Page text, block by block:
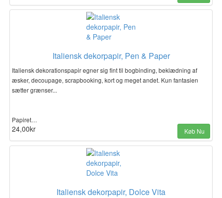
Italiensk dekorpapir, Pen & Paper
Italiensk dekorationspapir egner sig fint til bogbinding, beklædning af
æsker, decoupage, scrapbooking, kort og meget andet. Kun fantasien
sætter grænser...
Papiret…
24,00kr Køb Nu
Italiensk dekorpapir, Dolce Vita